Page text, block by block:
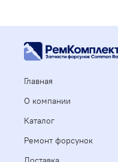
Главная
О компании
Каталог
Ремонт форсунок